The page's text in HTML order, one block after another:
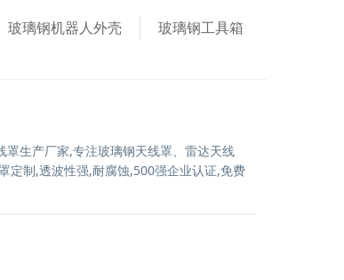
玻璃钢机器人外壳
玻璃钢工具箱
罩生产厂家,专注玻璃钢天线罩、雷达天线
定制,透波性强,耐腐蚀,500强企业认证,免费